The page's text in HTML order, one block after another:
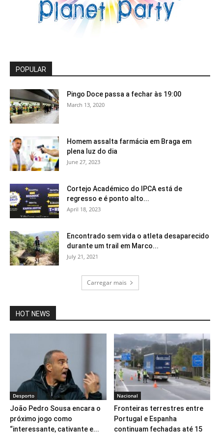
POPULAR
Pingo Doce passa a fechar às 19:00
March 13, 2020
Homem assalta farmácia em Braga em
plena luz do dia
June 27, 2023
Cortejo Académico do IPCA está de
regresso e é ponto alto...
April 18, 2023
Encontrado sem vida o atleta desaparecido
durante um trail em Marco...
July 21, 2021
Carregar mais
HOT NEWS
Desporto
João Pedro Sousa encara o
próximo jogo como
“interessante, cativante e...
Nacional
Fronteiras terrestres entre
Portugal e Espanha
continuam fechadas até 15